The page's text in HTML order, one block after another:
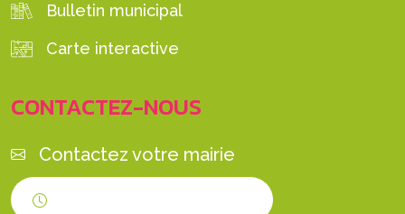
Bulletin municipal
Carte interactive
CONTACTEZ-NOUS
Contactez votre mairie